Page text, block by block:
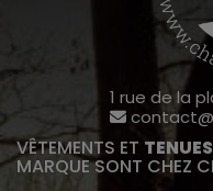
1 rue de la
VÊTEMENTS ET
MARQUE SONT CHEZ